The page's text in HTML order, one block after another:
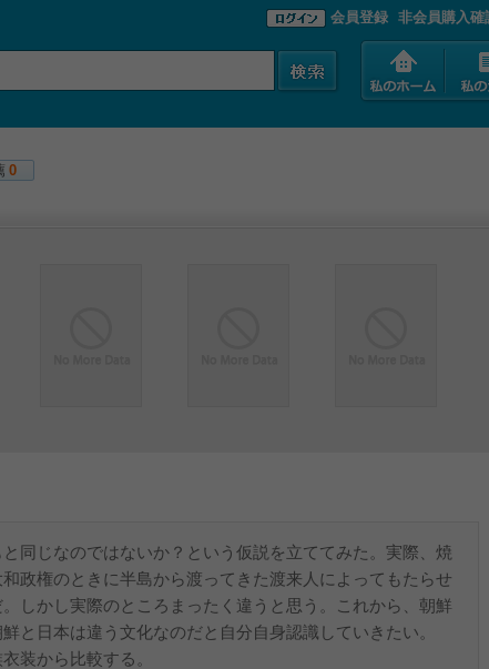
会員登録 非会員購入確
0
同じなのではないか？という仮説を立ててみた。実際、焼
政権のときに半島から渡ってきた渡来人によってもたらせ
しかし実際のところまったく違うと思う。これから、朝鮮
と日本は違う文化なのだと自分自身認識していきたい。
装から比較する。